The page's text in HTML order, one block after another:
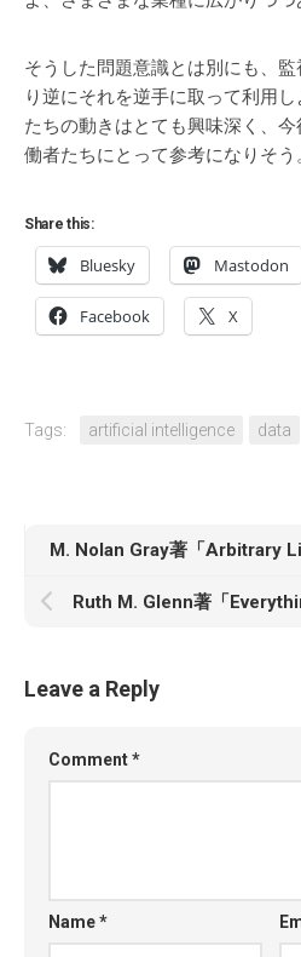
そうした問題意識とは別にも、
り逆にそれを逆手に取って利用
たちの動きはとても興味深く、
働者たちにとって参考になりそう
Share this:
Bluesky Mastodon
Facebook X
Tags: artificial intelligence data
Leave a Reply
Comment*
Name*